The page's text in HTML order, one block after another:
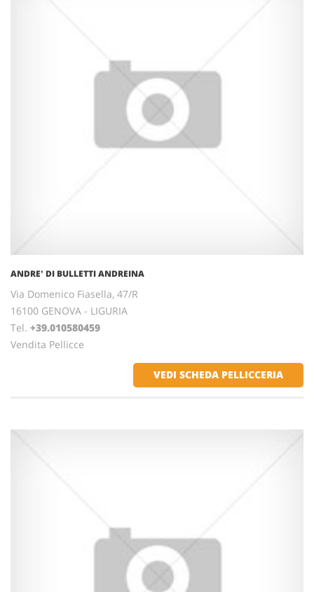
ANDRE' DI BULLETTI ANDREINA
Via Domenico Fiasella, 47/R
16100 GENOVA - LIGURIA
Tel. +39.010580459
Vendita Pellicce
VEDI SCHEDA PELLICCERIA